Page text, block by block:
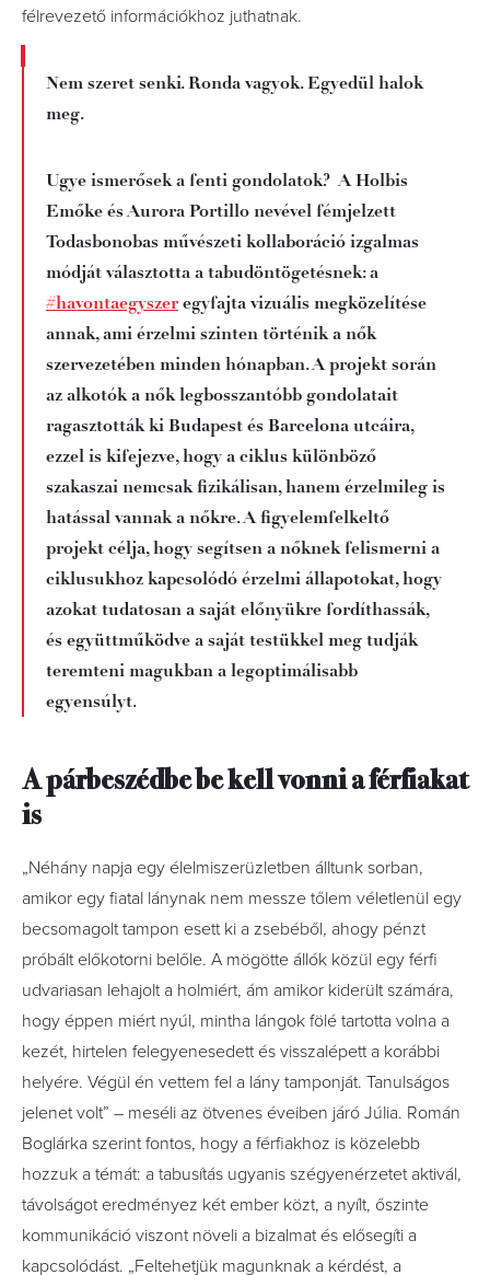
félrevezető információkhoz juthatnak.
Nem szeret senki. Ronda vagyok. Egyedül halok
meg.
Ugye ismerősek a fenti gondolatok? A Holbis
Emőke és Aurora Portillo nevével fémjelzett
Todasbonobas művészeti kollaboráció izgalmas
módját választotta a tabudöntögetésnek: a
#havontaegyszeregyfajta vizuális megközelítése
annak, ami érzelmi szinten történik a nők
szervezetében minden hónapban. A projekt során
az alkotók a nők legbosszantóbb gondolatait
ragasztották ki Budapest és Barcelona utcáira,
ezzel is kifejezve, hogy a ciklus különböző
szakaszai nemcsak fizikálisan, hanem érzelmileg is
hatással vannak a nőkre. A figyelemfelkeltő
projekt célja, hogy segítsen a nőknek felismerni a
ciklusukhoz kapcsolódó érzelmi állapotokat, hogy
azokat tudatosan a saját előnyükre fordíthassák,
és együttműködve a saját testükkel meg tudják
teremteni magukban a legoptimálisabb
egyensúlyt.
A párbeszédbe be kell vonni a férfiakat
is
„Néhány napja egy élelmiszerüzletben álltunk sorban,
amikor egy fiatal lánynak nem messze tőlem véletlenül egy
becsomagolt tampon esett ki a zsebéből, ahogy pénzt
próbált előkotorni belőle. A mögötte állók közül egy férfi
udvariasan lehajolt a holmiért, ám amikor kiderült számára,
hogy éppen miért nyúl, mintha lángok fölé tartotta volna a
kezét, hirtelen felegyenesedett és visszalépett a korábbi
helyére. Végül én vettem fel a lány tamponját. Tanulságos
jelenet volt” – meséli az ötvenes éveiben járó Júlia. Román
Boglárka szerint fontos, hogy a férfiakhoz is közelebb
hozzuk a témát: a tabusítás ugyanis szégyenérzetet aktivál,
távolságot eredményez két ember közt, a nyílt, őszinte
kommunikáció viszont növeli a bizalmat és elősegíti a
kapcsolódást. „Feltehetjük magunknak a kérdést, a